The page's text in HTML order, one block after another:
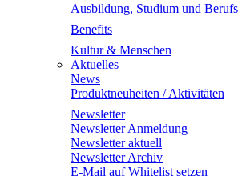
Ausbildung, Studium und
Benefits
Kultur & Menschen
Aktuelles
News
Produktneuheiten / Aktivitäten
Newsletter
Newsletter Anmeldung
Newsletter aktuell
Newsletter Archiv
E-Mail auf Whitelist setzen